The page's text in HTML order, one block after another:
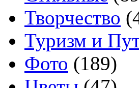
Творчество
Туризм и
Фото (189)